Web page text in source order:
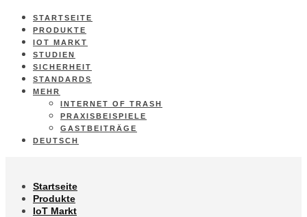
STARTSEITE
PRODUKTE
IOT MARKT
STUDIEN
SICHERHEIT
STANDARDS
MEHR
INTERNET OF TRASH
PRAXISBEISPIELE
GASTBEITRÄGE
DEUTSCH
Startseite
Produkte
IoT Markt